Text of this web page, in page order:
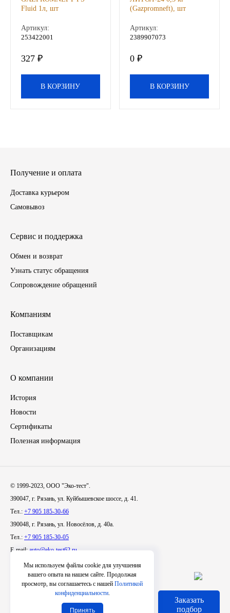
ГАЗПРОМ
РОСНЕФТЬ
ВАЗ
ГАЗ
ПАЗ, КАВЗ
Иномарки
КРАЗ
Спецтехника
УРАЛ
Fluid 1л, шт
Артикул:
253422001
327 ₽
В КОРЗИНУ
(Gazpromneft), шт
Артикул:
2389907073
0 ₽
В КОРЗИНУ
Получение и оплата
Доставка курьером
Самовывоз
Сервис и поддержка
Обмен и возврат
Узнать статус обращения
Сопровождение обращений
Компаниям
Поставщикам
Организациям
О компании
История
Новости
Сертификаты
Полезная информация
© 1999-2023, ООО "Эко-тест".
390047, г. Рязань, ул. Куйбышевское шоссе, д. 41.
Тел.: +7 905 185-30-66
390048, г. Рязань, ул. Новосёлов, д. 40а.
Тел.: +7 905 185-30-05
E-mail: auto@eko-test62.ru
Условия использования сайта
Заказать
подбор
Мы используем файлы cookie для улучшения
вашего опыта на нашем сайте. Продолжая
просмотр, вы соглашаетесь с нашей Политикой
конфиденциальности.
Принять